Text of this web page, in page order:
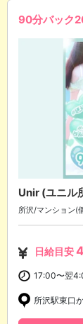
90分バック
Unir (ユニル
所沢/マンション(
日給目安
17:00〜翌
所沢駅東口